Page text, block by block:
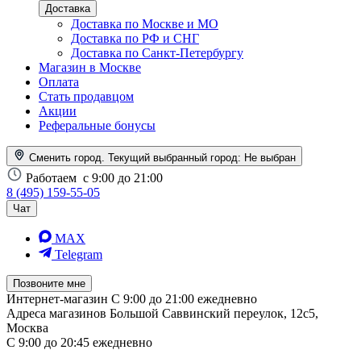
Доставка
Доставка по Москве и МО
Доставка по РФ и СНГ
Доставка по Санкт-Петербургу
Магазин в Москве
Оплата
Стать продавцом
Акции
Реферальные бонусы
Сменить город. Текущий выбранный город: Не выбран
Работаем с 9:00 до 21:00
8 (495) 159-55-05
Чат
MAX
Telegram
Позвоните мне
Интернет-магазин С 9:00 до 21:00 ежедневно
Адреса магазинов Большой Саввинский переулок, 12с5,
Москва
С 9:00 до 20:45 ежедневно